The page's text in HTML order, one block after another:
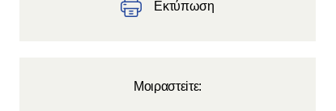
Εκτύπωση
Μοιραστεiτε: